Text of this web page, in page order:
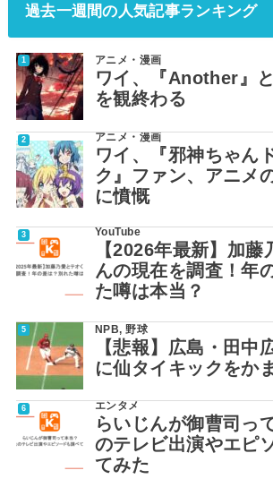
過去一週間の人気記事ランキング
アニメ・漫画
ワイ、『Another』
を観終わる
アニメ・漫画
ワイ、『邪神ちゃん
ク』ファン、アニメ
に憤慨
YouTube
【2026年最新】加藤
んの現在を調査！年
た噂は本当？
NPB,野球
【悲報】広島・田中
に仙タイキックをか
エンタメ
らいじんが御曹司っ
のテレビ出演やエピ
てみた